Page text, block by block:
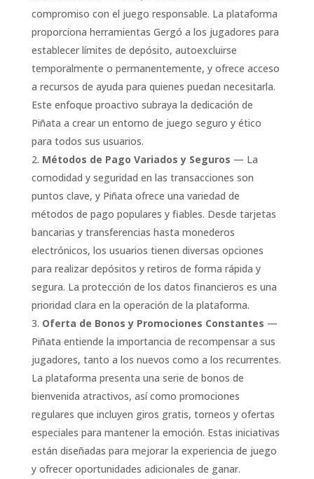
compromiso con el juego responsable. La plataforma
proporciona herramientas Gergó a los jugadores para
establecer límites de depósito, autoexcluirse
temporalmente o permanentemente, y ofrece acceso
a recursos de ayuda para quienes puedan necesitarla.
Este enfoque proactivo subraya la dedicación de
Piñata a crear un entorno de juego seguro y ético
para todos sus usuarios.
Métodos de Pago Variados y Seguros — La
comodidad y seguridad en las transacciones son
puntos clave, y Piñata ofrece una variedad de
métodos de pago populares y fiables. Desde tarjetas
bancarias y transferencias hasta monederos
electrónicos, los usuarios tienen diversas opciones
para realizar depósitos y retiros de forma rápida y
segura. La protección de los datos financieros es una
prioridad clara en la operación de la plataforma.
Oferta de Bonos y Promociones Constantes —
Piñata entiende la importancia de recompensar a sus
jugadores, tanto a los nuevos como a los recurrentes.
La plataforma presenta una serie de bonos de
bienvenida atractivos, así como promociones
regulares que incluyen giros gratis, torneos y ofertas
especiales para mantener la emoción. Estas iniciativas
están diseñadas para mejorar la experiencia de juego
y ofrecer oportunidades adicionales de ganar.